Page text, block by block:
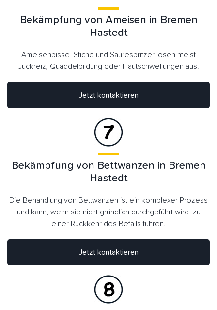
Jetzt kontaktieren
Bekämpfung von Ameisen in Bremen
Hastedt
Ameisenbisse, Stiche und Säurespritzer lösen meist
Juckreiz, Quaddelbildung oder Hautschwellungen aus.
Bekämpfung von Bettwanzen in Bremen
Hastedt
Die Behandlung von Bettwanzen ist ein komplexer Prozess
und kann, wenn sie nicht gründlich durchgeführt wird, zu
einer Rückkehr des Befalls führen.
Jetzt kontaktieren